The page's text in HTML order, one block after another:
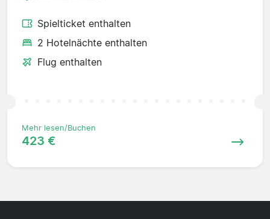
Spielticket enthalten
2 Hotelnächte enthalten
Flug enthalten
Mehr lesen/Buchen
423 €